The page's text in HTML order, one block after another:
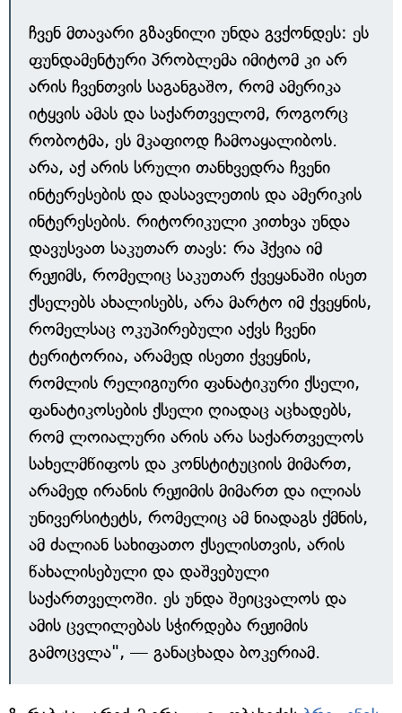
ჩვენ მთავარი გზავნილი უნდა გვქონდეს: ეს
ფუნდამენტური პრობლემა იმიტომ კი არ
არის ჩვენთვის საგანგაშო, რომ ამერიკა
იტყვის ამას და საქართველომ, როგორც
რობოტმა, ეს მკაფიოდ ჩამოაყალიბოს.
არა, აქ არის სრული თანხვედრა ჩვენი
ინტერესების და დასავლეთის და ამერიკის
ინტერესების. რიტორიკული კითხვა უნდა
დავუსვათ საკუთარ თავს: რა ჰქვია იმ
რეჟიმს, რომელიც საკუთარ ქვეყანაში ისეთ
ქსელებს ახალისებს, არა მარტო იმ ქვეყნის,
რომელსაც ოკუპირებული აქვს ჩვენი
ტერიტორია, არამედ ისეთი ქვეყნის,
რომლის რელიგიური ფანატიკური ქსელი,
ფანატიკოსების ქსელი ღიადაც აცხადებს,
რომ ლოიალური არის არა საქართველოს
სახელმწიფოს და კონსტიტუციის მიმართ,
არამედ ირანის რეჟიმის მიმართ და ილიას
უნივერსიტეტს, რომელიც ამ ნიადაგს ქმნის,
ამ ძალიან სახიფათო ქსელისთვის, არის
წახალისებული და დაშვებული
საქართველოში. ეს უნდა შეიცვალოს და
ამის ცვლილებას სჭირდება რეჟიმის
გამოცვლა", — განაცხადა ბოკერიამ.